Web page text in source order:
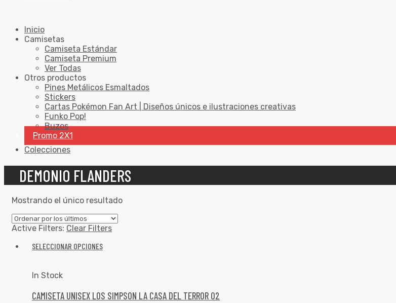
Inicio
Camisetas
Camiseta Estándar
Camiseta Premium
Ver Todas
Otros productos
Pines Metálicos Esmaltados
Stickers
Cartas Pokémon Fan Art | Diseños únicos e ilustraciones creativas
Funko Pop!
Buzos
Promo 2X1
Colecciones
DEMONIO FLANDERS
Mostrando el único resultado
Active Filters: Clear Filters
SELECCIONAR OPCIONES
In Stock
CAMISETA UNISEX LOS SIMPSON LA CASA DEL TERROR 02